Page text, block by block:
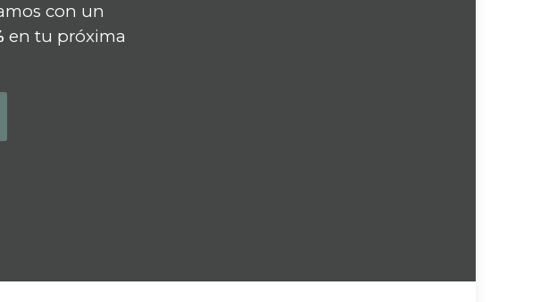
con un
en tu próxima